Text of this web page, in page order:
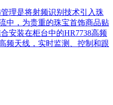
理是将射频识别技术引入珠
中，为贵重的珠宝首饰商品贴
安装在柜台中的HR7738高频
频天线，实时监测、控制和跟